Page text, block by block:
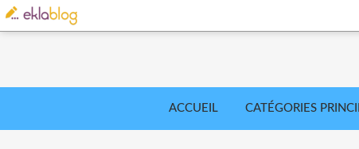
ACCUEIL CATÉGORIES